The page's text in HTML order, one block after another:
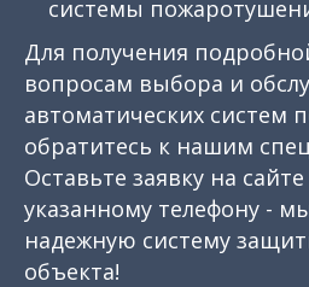
системы
Для получения
вопросам выбора и
автоматических систем
обратитесь к нашим
Оставьте заявку на
указанному телефону -
надежную систему
объекта!